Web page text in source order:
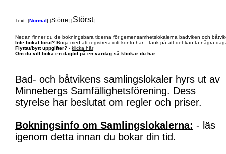
Text: [Normal] [Större] [Störst]
Nedan finner du de bokningsbara tiderna för gemensamhetslokalerna badviken och
Inte bokat förut? Börja med att registrera ditt konto här. - tänk på att det kan ta några
Flyttat/bytt uppgifter? - klicka här
Om du vill boka en dagtid på en vardag så klickar du här
Bad- och båtvikens samlingslokaler hyrs ut av
Minnebergs Samfällighetsförening. Dess
styrelse har beslutat om regler och priser.
Bokningsinfo om Samlingslokalerna: - läs
igenom detta innan du bokar din tid.